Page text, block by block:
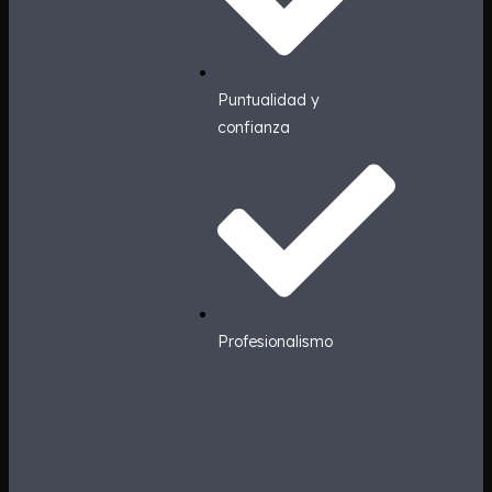
Puntualidad y
confianza
Profesionalismo